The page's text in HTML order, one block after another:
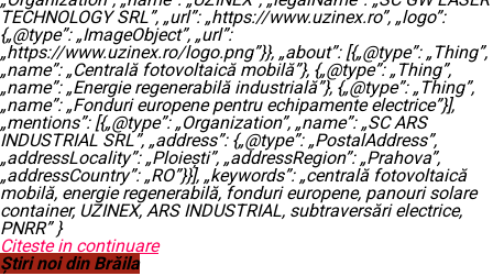
TECHNOLOGY SRL”, „url”: „https://www.uzinex.ro”, „logo”:
{„@type”: „ImageObject”, „url”:
„https://www.uzinex.ro/logo.png”}}, „about”: [{„@type”: „Thing”,
„name”: „Centrală fotovoltaică mobilă”}, {„@type”: „Thing”,
„name”: „Energie regenerabilă industrială”}, {„@type”: „Thing”,
„name”: „Fonduri europene pentru echipamente electrice”}],
„mentions”: [{„@type”: „Organization”, „name”: „SC ARS
INDUSTRIAL SRL”, „address”: {„@type”: „PostalAddress”,
„addressLocality”: „Ploiești”, „addressRegion”: „Prahova”,
„addressCountry”: „RO”}}], „keywords”: „centrală fotovoltaică
mobilă, energie regenerabilă, fonduri europene, panouri solare
container, UZINEX, ARS INDUSTRIAL, subtraversări electrice,
PNRR” }
Citeste in continuare
Știri noi din Brăila